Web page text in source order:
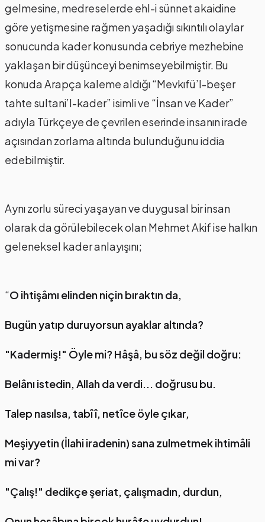
gelmesine, medreselerde ehl-i sünnet akaidine
göre yetişmesine rağmen yaşadığı sıkıntılı olaylar
sonucunda kader konusunda cebriye mezhebine
yaklaşan bir düşünceyi benimseyebilmiştir. Bu
konuda Arapça kaleme aldığı “Mevkıfü’l-beşer
tahte sultani’l-kader” isimli ve “İnsan ve Kader”
adıyla Türkçeye de çevrilen eserinde insanın irade
açısından zorlama altında bulunduğunu iddia
edebilmiştir.
Aynı zorlu süreci yaşayan ve duygusal bir insan
olarak da görülebilecek olan Mehmet Akif ise halkın
geleneksel kader anlayışını;
“O ihtişâmı elinden niçin bıraktın da,
Bugün yatıp duruyorsun ayaklar altında?
"Kadermiş!" Öyle mi? Hâşâ, bu söz değil doğru:
Belânı istedin, Allah da verdi... doğrusu bu.
Talep nasılsa, tabîî, netîce öyle çıkar,
Meşiyyetin (İlahi iradenin) sana zulmetmek ihtimâli
mi var?
"Çalış!" dedikçe şeriat, çalışmadın, durdun,